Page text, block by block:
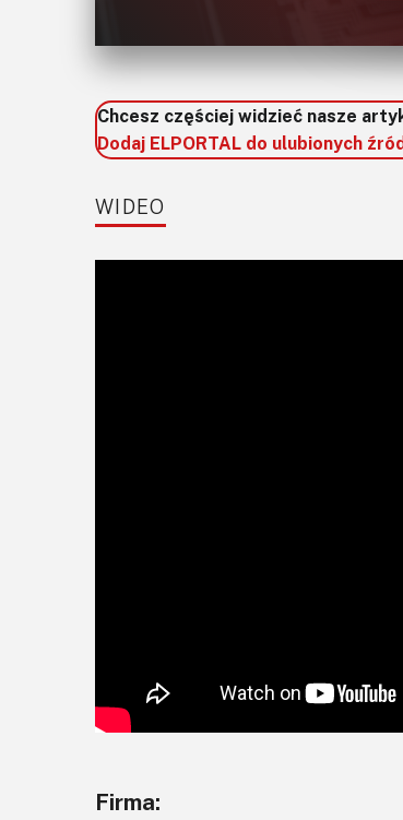
Chcesz częściej widzieć nasze
Dodaj ELPORTAL do ulubionych
WIDEO
Firma: